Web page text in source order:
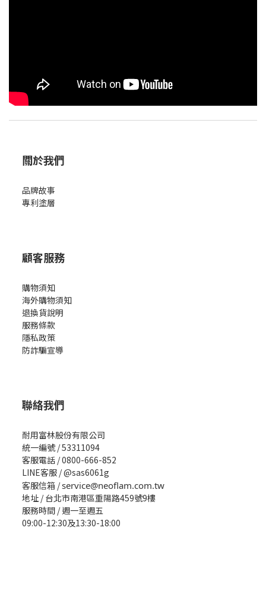
關於我們
品牌故事
專利塗層
顧客服務
購物須知
海外購物須知
退換貨說明
服務條款
隱私政策
防詐騙宣導
聯絡我們
耐用富林股份有限公司
統一編號 / 53311094
客服電話 / 0800-666-852
LINE客服 / @sas6061g
客服信箱 /service@neoflam.com.tw
地址 / 台北市南港區重陽路459號9樓
服務時間 / 週一至週五
09:00-12:30及13:30-18:00